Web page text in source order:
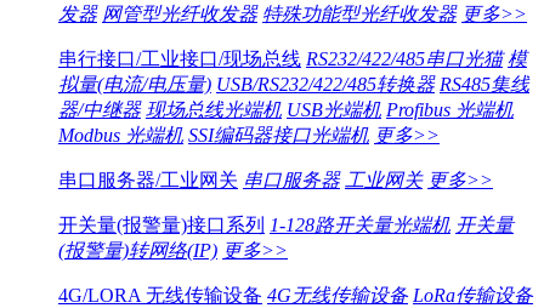
发器 网管型光纤收发器 特殊功能型光纤收发器 更多>>
串行接口/工业接口/现场总线 RS232/422/485串口光猫 模
拟量(电流/电压量) USB/RS232/422/485转换器 RS485集线
器/中继器 现场总线光端机 USB光端机 Profibus 光端机
Modbus 光端机 SSI编码器接口光端机 更多>>
串口服务器/工业网关 串口服务器 工业网关 更多>>
开关量(报警量)接口系列 1-128路开关量光端机 开关量
(报警量)转网络(IP) 更多>>
4G/LORA 无线传输设备 4G无线传输设备 LoRa传输设备